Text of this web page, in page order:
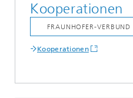
Kooperationen
Kooperationen